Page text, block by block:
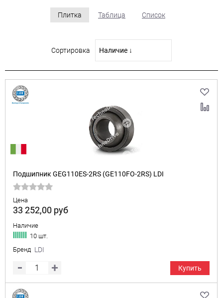
Плитка Таблица Список
Сортировка
Подшипник GEG110ES-2RS (GE110FO-2RS) LDI
Цена
33 252,00 руб
Наличие
10 шт.
Бренд LDI
Купить